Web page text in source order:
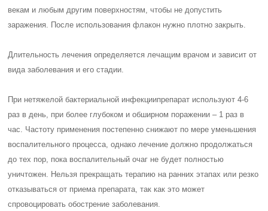
векам и любым другим поверхностям, чтобы не допустить
заражения. После использования флакон нужно плотно закрыть.
Длительность лечения определяется лечащим врачом и зависит от
вида заболевания и его стадии.
При нетяжелойбактериальной инфекциипрепарат используют 4-6
раз в день, при более глубоком и обширном поражении – 1 раз в
час. Частоту применения постепенно снижают по мере уменьшения
воспалительного процесса, однако лечение должно продолжаться
до тех пор, пока воспалительный очаг не будет полностью
уничтожен. Нельзя прекращать терапию на ранних этапах или резко
отказываться от приема препарата, так как это может
спровоцировать обострение заболевания.